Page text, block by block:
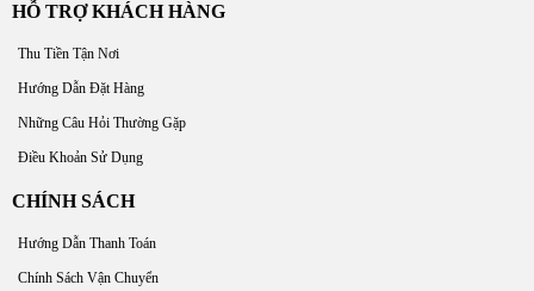
HỖ TRỢ KHÁCH HÀNG
Thu Tiền Tận Nơi
Hướng Dẫn Đặt Hàng
Những Câu Hỏi Thường Gặp
Điều Khoản Sử Dụng
CHÍNH SÁCH
Hướng Dẫn Thanh Toán
Chính Sách Vận Chuyển